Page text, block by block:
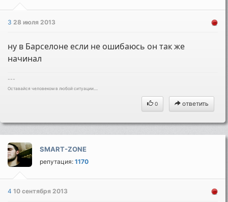
328 июля 2013
ну в Барселоне если не ошибаюсь он так же
начинал
---
Оставайся человеком в любой ситуации....
0 ответить
SMART-ZONE
репутация:1170
410 сентября 2013